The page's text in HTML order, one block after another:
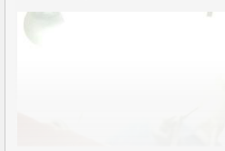
2. Garanti adına hiç bir şey yok, satıcı
yardımcı olabileceklerini, bunun dışında
belirtti, bunun üzerine üretici firma ile
Sonuç olarak 40 liram çöp oldu, bu